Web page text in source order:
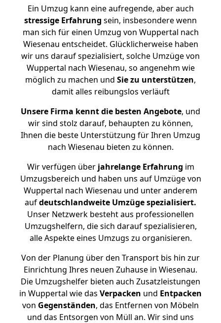
Ein Umzug kann eine aufregende, aber auch
stressige Erfahrung sein, insbesondere wenn
man sich für einen Umzug von Wuppertal nach
Wiesenau entscheidet. Glücklicherweise haben
wir uns darauf spezialisiert, solche Umzüge von
Wuppertal nach Wiesenau, so angenehm wie
möglich zu machen und Sie zu unterstützen,
damit alles reibungslos verläuft
Unsere Firma kennt die besten Angebote, und
wir sind stolz darauf, behaupten zu können,
Ihnen die beste Unterstützung für Ihren Umzug
nach Wiesenau bieten zu können.
Wir verfügen überjahrelange Erfahrung im
Umzugsbereich und haben uns auf Umzüge von
Wuppertal nach Wiesenau und unter anderem
aufdeutschlandweite Umzüge spezialisiert.
Unser Netzwerk besteht aus professionellen
Umzugshelfern, die sich darauf spezialisieren,
alle Aspekte eines Umzugs zu organisieren.
Von der Planung über den Transport bis hin zur
Einrichtung Ihres neuen Zuhause in Wiesenau.
Die Umzugshelfer bieten auch Zusatzleistungen
in Wuppertal wie das Verpacken und Entpacken
von Gegenständen, das Entfernen von Möbeln
und das Entsorgen von Müll an. Wir sind uns